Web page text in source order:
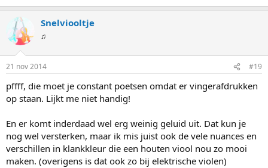
Snelviooltje
♫
21 nov 2014 #19
pffff, die moet je constant poetsen omdat er vingerafdrukken
op staan. Lijkt me niet handig!
En er komt inderdaad wel erg weinig geluid uit. Dat kun je
nog wel versterken, maar ik mis juist ook de vele nuances en
verschillen in klankkleur die een houten viool nou zo mooi
maken. (overigens is dat ook zo bij elektrische violen)